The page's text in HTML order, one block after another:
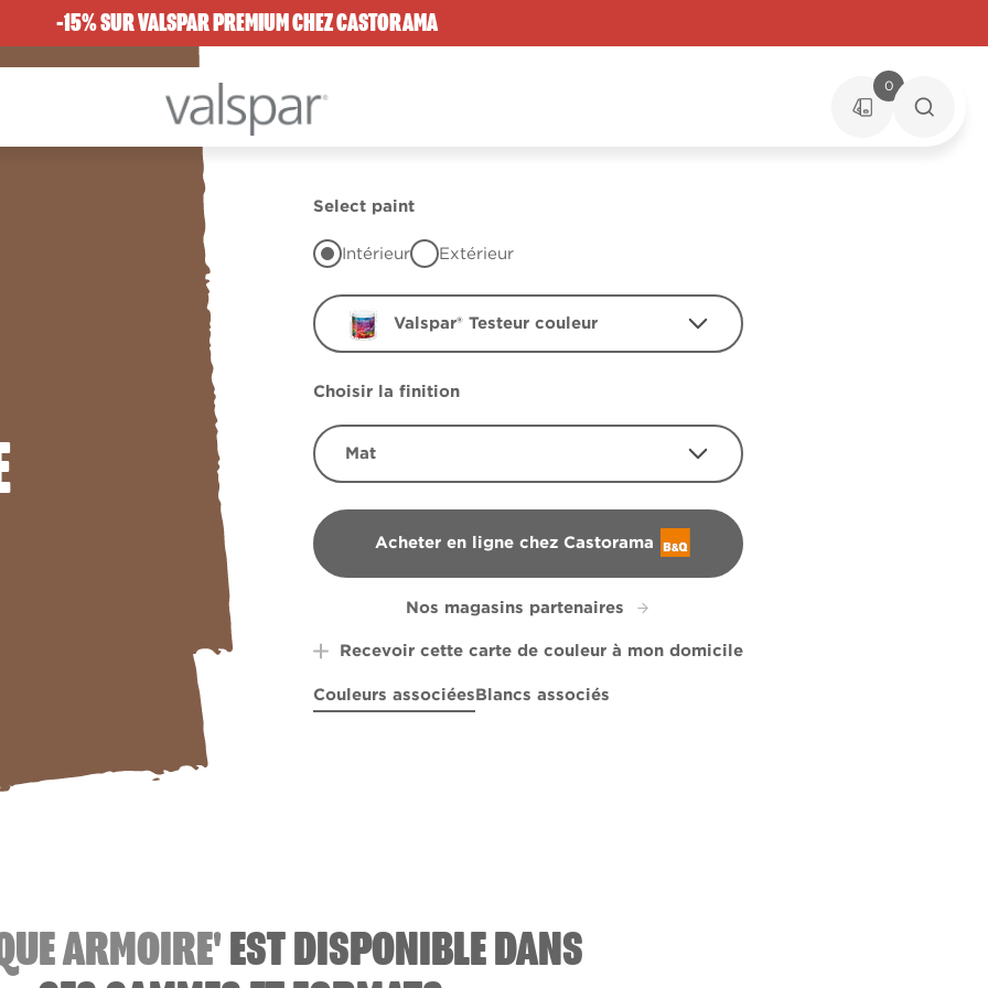
-15% SUR VALSPAR PREMIUM CHEZ CASTORAMA
0
Select paint
Intérieur Extérieur
Valspar® Testeur couleur
Choisir la finition
Mat
Acheter en ligne chez Castorama
B&Q
Nos magasins partenaires
Recevoir cette carte de couleur à mon domicile
Couleurs associéesBlancs associés
ARMOIRE'EST DISPONIBLE DANS